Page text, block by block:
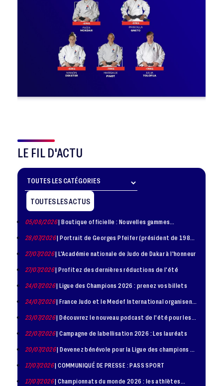
LE FIL D'ACTU
TOUTES LES ACTUS
05/08/2026| Boutique officielle : Nouvelles gammes
28/07/2026| Portrait de Georges Pfeifer (président de 1981
27/07/2026| L'Académie nationale de Judo de Dakar à l'honneur
27/07/2026| Profitez des dernières réductions de l'été
24/07/2026| Ligue des Champions 2026 : prenez vos billets
24/07/2026| France Judo et le Medef International organisent
23/07/2026| Découvrez le nouveau podcast de l'été pour les
22/07/2026| Campagne de labellisation 2026 : Les lauréats
20/07/2026| Devenez bénévole pour la Ligue des champions de
17/07/2026| COMMUNIQUÉ DE PRESSE : PASS SPORT
17/07/2026| Championnats du monde 2026 : les athlètes